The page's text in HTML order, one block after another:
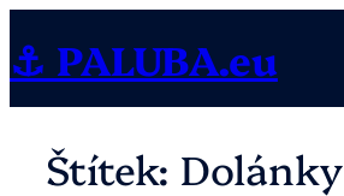
na
obsah
⚓ PALUBA.eu
Štítek: Dolánky